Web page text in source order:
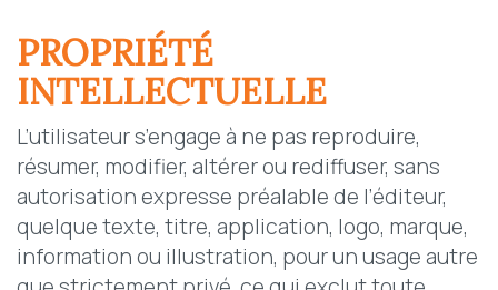
PROPRIÉTÉ
INTELLECTUELLE
L’utilisateur s’engage à ne pas reproduire,
résumer, modifier, altérer ou rediffuser, sans
autorisation expresse préalable de l’éditeur,
quelque texte, titre, application, logo, marque,
information ou illustration, pour un usage autre